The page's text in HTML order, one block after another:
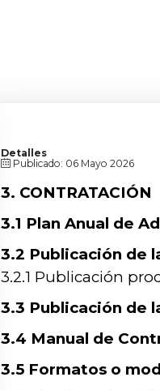
Detalles
Publicado: 06 Mayo 2026
3. CONTRATACIÓN
3.1 Plan Anual de
3.2 Publicación de
3.2.1 Publicación
3.3 Publicación de
3.4 Manual de
3.5 Formatos o